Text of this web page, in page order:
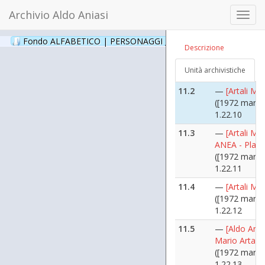
Archivio Aldo Aniasi
Fondo ALFABETICO | PERSONAGGI _ Archivio Fotografico
Descrizione
Unità archivistiche
maggio 8])
ANEA]
([1972
1.22.1
11.2
— [Artali
([1972
1.22.10
11.3
— [Artali
ANEA -
([1972
1.22.11
11.4
— [Artali
([1972
1.22.12
11.5
— [Aldo
Mario Artali]
([1972